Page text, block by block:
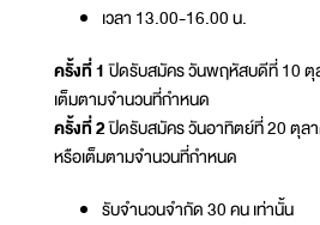
เวลา 13.00-16.00 น.
ครั้งที่ 1ปิดรับสมัคร วันพฤหัสบดีที่ 10 ตุ
เต็มตามจำนวนที่กำหนด
ครั้งที่ 2ปิดรับสมัคร วันอาทิตย์ที่ 20 ตุล
หรือเต็มตามจำนวนที่กำหนด
รับจำนวนจำกัด 30 คน เท่านั้น